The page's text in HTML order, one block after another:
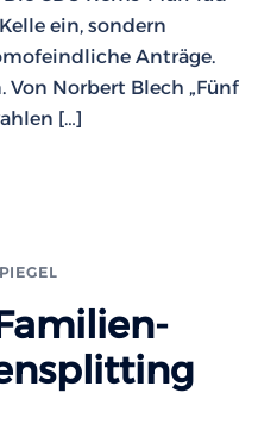
ein, sondern
Anträge.
Norbert Blech „Fünf
[…]